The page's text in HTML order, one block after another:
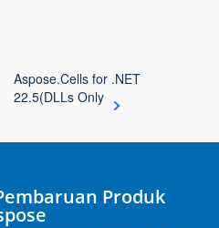
Aspose.Cells for .NET
22.5(DLLs Only
Produk